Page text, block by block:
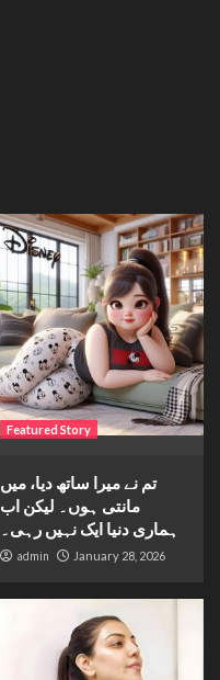
Featured Story
تم نے میرا ساتھ دیا، میں
مانتی ہوں۔ لیکن اب
ہماری دنیا ایک نہیں رہی۔
admin January 28, 2026